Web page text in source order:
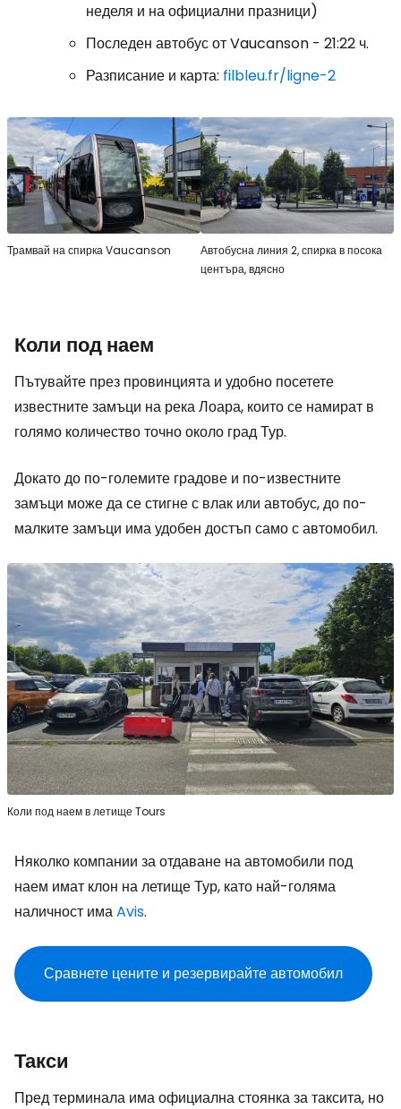
неделя и на официални празници)
Последен автобус от Vaucanson - 21:22 ч.
Разписание и карта: filbleu.fr/ligne-2
Трамвай на спирка Vaucanson
Автобусна линия 2, спирка в посока
центъра, вдясно
Коли под наем
Пътувайте през провинцията и удобно посетете
известните замъци на река Лоара, които се намират в
голямо количество точно около град Тур.
Докато до по-големите градове и по-известните
замъци може да се стигне с влак или автобус, до по-
малките замъци има удобен достъп само с автомобил.
Коли под наем в летище Tours
Няколко компании за отдаване на автомобили под
наем имат клон на летище Тур, като най-голяма
наличност имаAvis.
Сравнете цените и резервирайте автомобил
Такси
Пред терминала има официална стоянка за таксита, но